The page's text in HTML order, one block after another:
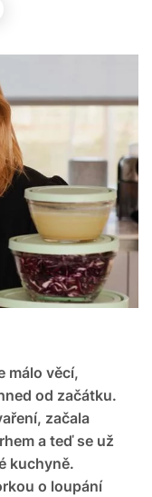
málo věcí,
od začátku.
začala
a teď se už
kuchyně.
o loupání